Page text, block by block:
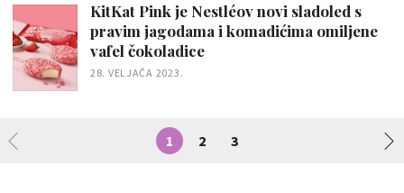
KitKat Pink je Nestléov novi sladoled s
pravim jagodama i komadićima omiljene
vafel čokoladice
28. VELJAČA 2023.
1 2 3